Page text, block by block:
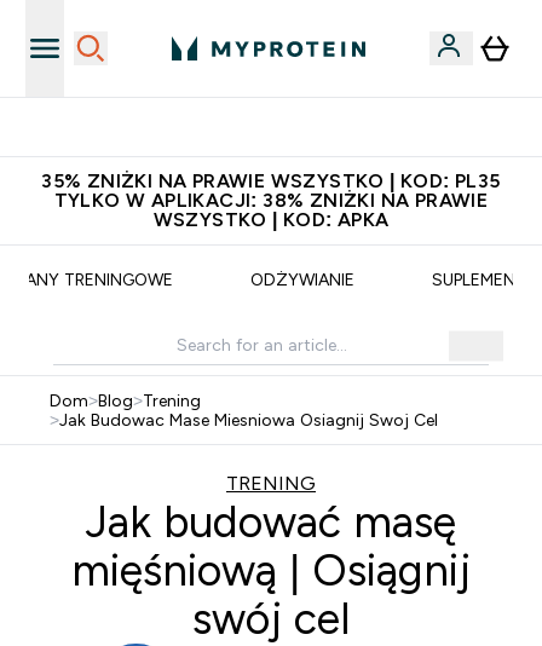
35% ZNIŻKI NA PRAWIE WSZYSTKO | KOD: PL35
TYLKO W APLIKACJI: 38% ZNIŻKI NA PRAWIE
WSZYSTKO | KOD: APKA
PLANY TRENINGOWE ODŻYWIANIE SUPLEMENTY
Dom>Blog>Trening
>Jak Budowac Mase Miesniowa Osiagnij Swoj Cel
TRENING
Jak budować masę
mięśniową | Osiągnij
swój cel